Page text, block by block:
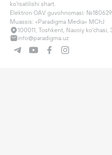
ko'rsatilishi shart.
Elektron OAV guvohnomasi:
Muassis: «Paradigma Media» MChJ
100011, Toshkent, Navoiy ko'chasi,
info@paradigma.uz